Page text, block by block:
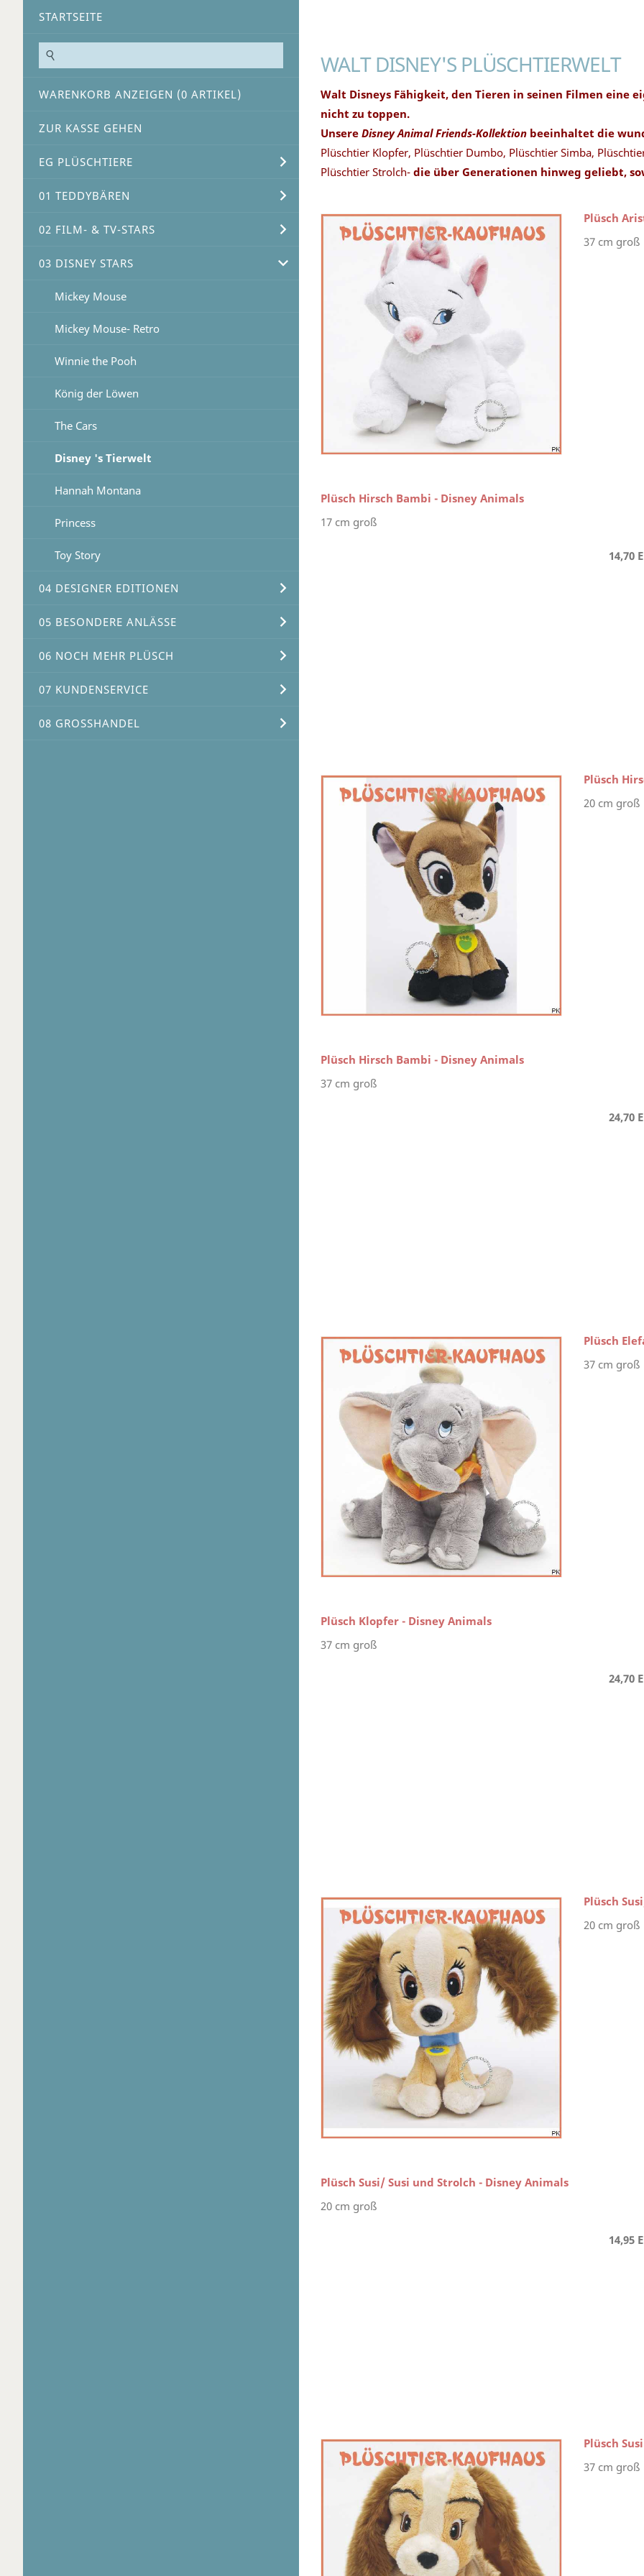
STARTSEITE
WARENKORB ANZEIGEN (0 ARTIKEL)
ZUR KASSE GEHEN
EG PLÜSCHTIERE
01 TEDDYBÄREN
02 FILM- & TV-STARS
03 DISNEY STARS
Mickey Mouse
Mickey Mouse- Retro
Winnie the Pooh
König der Löwen
The Cars
Disney 's Tierwelt
Hannah Montana
Princess
Toy Story
04 DESIGNER EDITIONEN
05 BESONDERE ANLÄSSE
06 NOCH MEHR PLÜSCH
07 KUNDENSERVICE
08 GROSSHANDEL
WALT DISNEY'S PLÜSCHTIERWELT
Walt Disneys Fähigkeit, den Tieren in seinen Filmen eine
nicht zu toppen.
Unsere Disney Animal Friends-Kollektion beeinhaltet die
Plüschtier Klopfer, Plüschtier Dumbo, Plüschtier Simba,
Plüschtier Strolch- die über Generationen hinweg geliebt,
Plüsch
37 cm groß
Plüsch Hirsch Bambi - Disney Animals
17 cm groß
14,70
Plüsch
20 cm groß
Plüsch Hirsch Bambi - Disney Animals
37 cm groß
24,70
Plüsch
37 cm groß
Plüsch Klopfer - Disney Animals
37 cm groß
24,70
Plüsch
20 cm groß
Plüsch Susi/ Susi und Strolch - Disney Animals
20 cm groß
14,95
Plüsch
37 cm groß